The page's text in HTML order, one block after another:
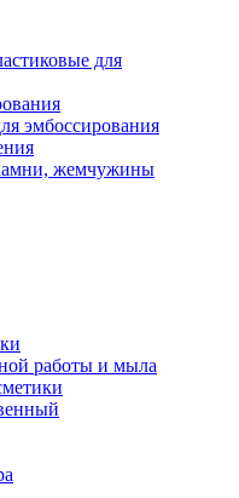
для
эмбоссирования
жемчужины
работы и мыла